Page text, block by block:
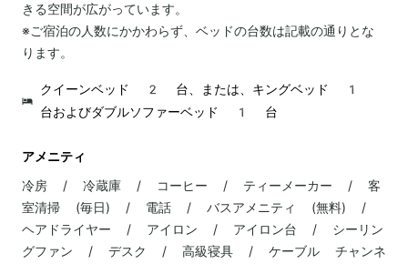
きる空間が広がっています。
※ご宿泊の人数にかかわらず、ベッドの台数は記載の通りとな
ります。
クイーンベッド 2 台、または、キングベッド 1
台およびダブルソファーベッド 1 台
アメニティ
冷房 / 冷蔵庫 / コーヒー / ティーメーカー / 客
室清掃 (毎日) / 電話 / バスアメニティ (無料) /
ヘアドライヤー / アイロン / アイロン台 / シーリン
グファン / デスク / 高級寝具 / ケーブル チャンネ